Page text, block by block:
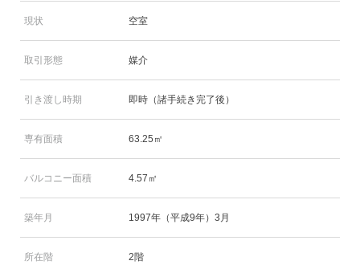
現状 空室
取引形態 媒介
引き渡し時期 即時（諸手続き完了後）
専有面積 63.25㎡
バルコニー面積 4.57㎡
築年月 1997年（平成9年）3月
所在階 2階